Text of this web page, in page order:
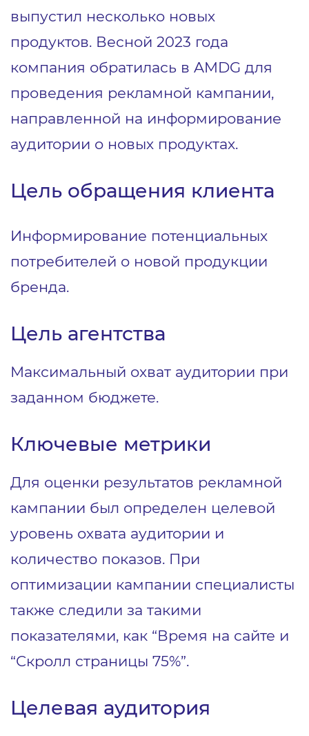
выпустил несколько новых
продуктов. Весной 2023 года
компания обратилась в AMDG для
проведения рекламной кампании,
направленной на информирование
аудитории о новых продуктах.
Цель обращения клиента
Информирование потенциальных
потребителей о новой продукции
бренда.
Цель агентства
Максимальный охват аудитории при
заданном бюджете.
Ключевые метрики
Для оценки результатов рекламной
кампании был определен целевой
уровень охвата аудитории и
количество показов. При
оптимизации кампании специалисты
также следили за такими
показателями, как “Время на сайте и
“Скролл страницы 75%”.
Целевая аудитория